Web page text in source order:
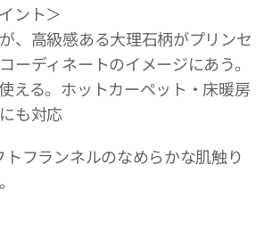
ント＞
、高級感ある大理石柄がプリンセ
ーディネートのイメージにあう。
える。ホットカーペット・床暖房
も対応
フランネルのなめらかな肌触り